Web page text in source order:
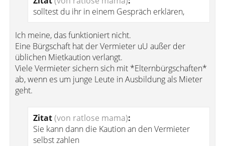
solltest du ihr in einem Gespräch erklären,
Ich meine, das funktioniert nicht.
Eine Bürgschaft hat der Vermieter uU außer der
üblichen Mietkaution verlangt.
Viele Vermieter sichern sich mit *Elternbürgschaften*
ab, wenn es um junge Leute in Ausbildung als Mieter
geht.
Zitat(von ratlose mama):
Sie kann dann die Kaution an den Vermieter
selbst zahlen